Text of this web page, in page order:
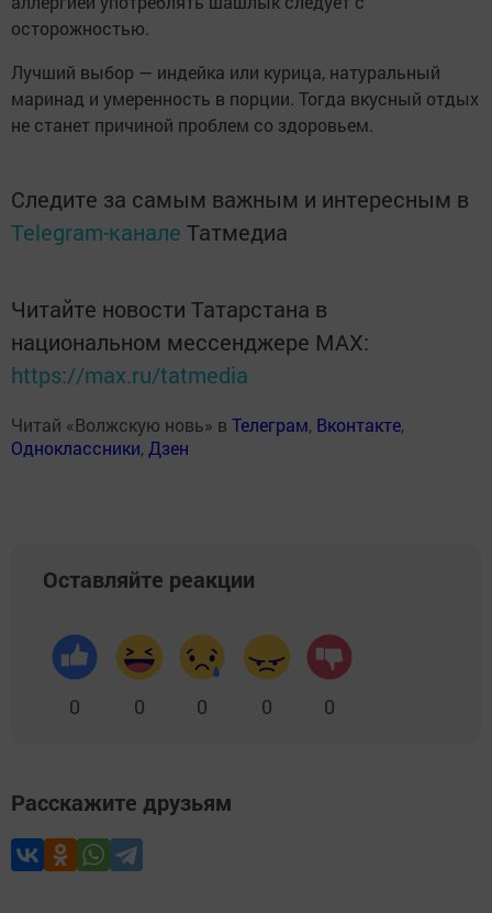
осторожностью.
Лучший выбор — индейка или курица, натуральный
маринад и умеренность в порции. Тогда вкусный отдых
не станет причиной проблем со здоровьем.
Следите за самым важным и интересным в
Telegram-канале Татмедиа
Читайте новости Татарстана в
национальном мессенджере MАХ:
https://max.ru/tatmedia
Читай «Волжскую новь» в Телеграм, Вконтакте,
Одноклассники, Дзен
Оставляйте реакции
0 0 0 0 0
Расскажите друзьям